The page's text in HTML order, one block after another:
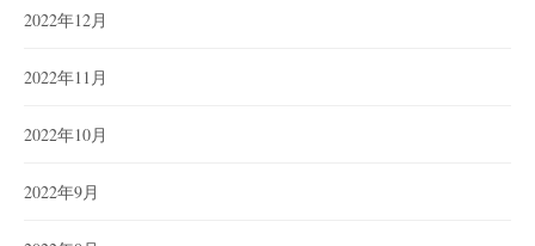
2022年12月
2022年11月
2022年10月
2022年9月